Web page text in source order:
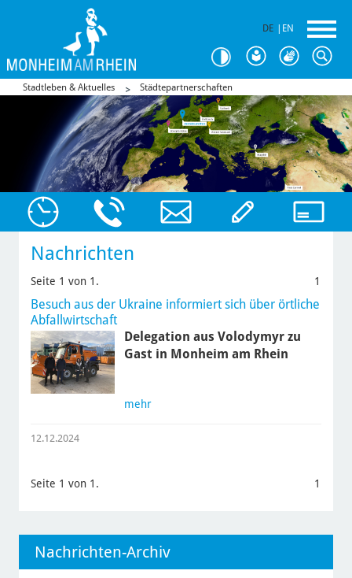
DE EN
Stadtleben & Aktuelles Städtepartnerschaften
Nachrichten
Seite 1 von 1. 1
Besuch aus der Ukraine informiert sich über örtliche
Abfallwirtschaft
Delegation aus Volodymyr zu
Gast in Monheim am Rhein
mehr
12.12.2024
Seite 1 von 1. 1
Nachrichten-Archiv